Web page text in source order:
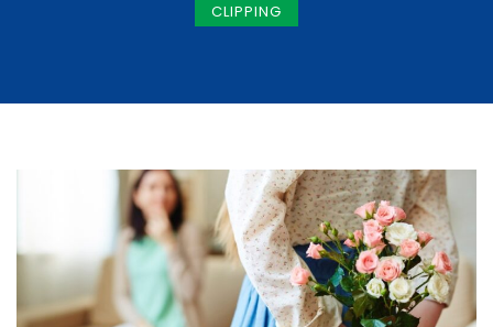
CLIPPING